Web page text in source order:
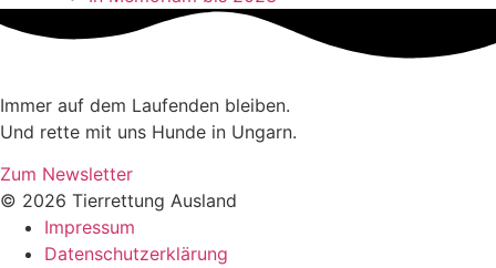
Immer auf dem Laufenden bleiben.
Und rette mit uns Hunde in Ungarn.
Zum Newsletter
© 2026 Tierrettung Ausland
Impressum
Datenschutzerklärung